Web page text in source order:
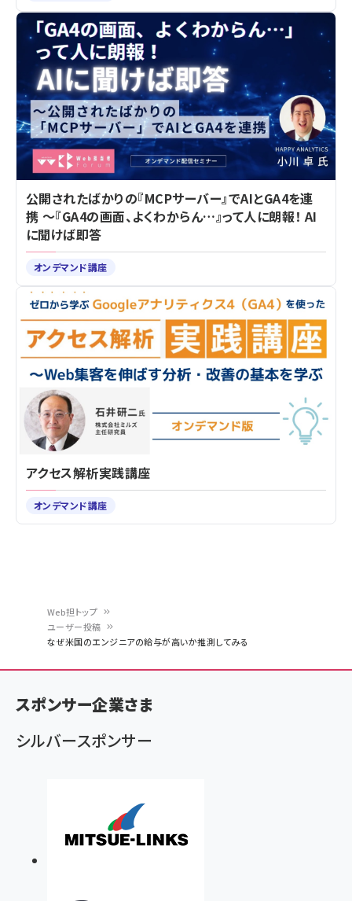
ン
く
ず
Web担トップ
ユーザー投稿
なぜ米国のエンジニアの給与が高いか推測してみる
公開されたばかりの『MCPサーバー』でAIとGA4を連
携 ～『GA4の画面、よくわからん…』って人に朗報！ AI
に聞けば即答
オンデマンド講座
アクセス解析実践講座
オンデマンド講座
スポンサー企業さま
シルバースポンサー